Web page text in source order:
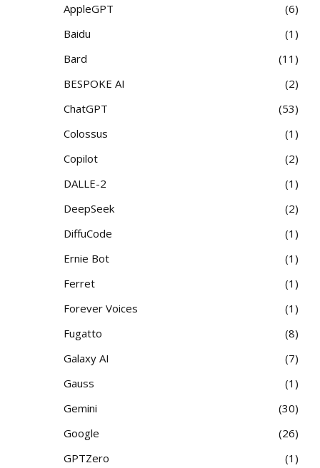
AppleGPT
6
Baidu
1
Bard
11
BESPOKE AI
2
ChatGPT
53
Colossus
1
Copilot
2
DALLE-2
1
DeepSeek
2
DiffuCode
1
Ernie Bot
1
Ferret
1
Forever Voices
1
Fugatto
8
Galaxy AI
7
Gauss
1
Gemini
30
Google
26
GPTZero
1